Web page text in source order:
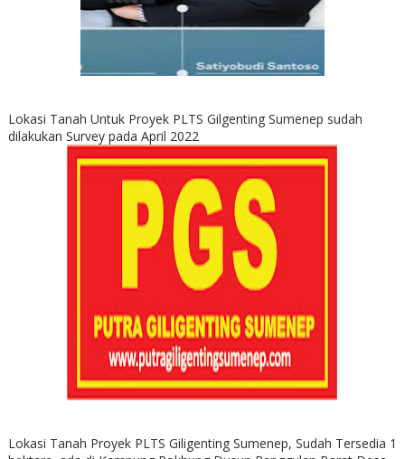
Lokasi Tanah Untuk Proyek PLTS Gilgenting Sumenep sudah
dilakukan Survey pada April 2022
Lokasi Tanah Proyek PLTS Giligenting Sumenep, Sudah Tersedia 1